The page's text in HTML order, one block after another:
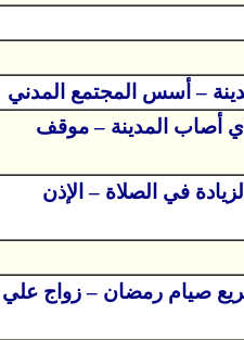
– أسس المجتمع المدني
أصاب المدينة – موقف
في الصلاة – الإذن
صيام رمضان – زواج علي